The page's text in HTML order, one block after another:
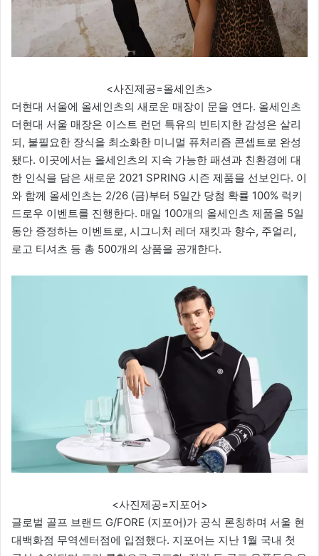
<사진제공=올세인츠>
더현대 서울에 올세인츠의 새로운 매장이 문을 연다. 올세인츠
더현대 서울 매장은 이스트 런던 특유의 빈티지한 감성은 살리
되, 불필요한 장식을 최소화한 미니멀 퓨처리즘 콘셉트로 완성
됐다. 이곳에서는 올세인츠의 지속 가능한 패션과 친환경에 대
한 인식을 담은 새로운 2021 SPRING 시즌 제품을 선보인다. 이
와 함께 올세인츠는 2/26 (금)부터 5일간 당첨 확률 100% 럭키
드로우 이벤트를 진행한다. 매일 100개의 올세인츠 제품을 5일
동안 증정하는 이벤트로, 시그니처 레더 재킷과 향수, 주얼리,
로고 티셔츠 등 총 500개의 상품을 공개한다.
<사진제공=지포어>
글로벌 골프 브랜드 G/FORE (지포어)가 공식 론칭하며 서울 현
대백화점 무역센터점에 입점했다. 지포어는 지난 1월 국내 첫